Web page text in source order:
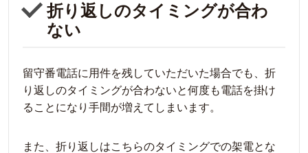
折り返しのタイミングが合わ
ない
留守番電話に用件を残していただいた場合でも、折
り返しのタイミングが合わないと何度も電話を掛け
ることになり手間が増えてしまいます。
また、折り返しはこちらのタイミングでの架電とな